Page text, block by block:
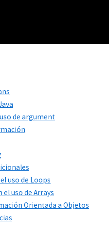
de argument
uso de Loops
uso de Arrays
Orientada a Objetos